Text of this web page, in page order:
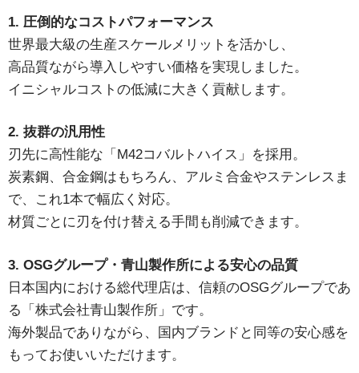
1. 圧倒的なコストパフォーマンス
世界最大級の生産スケールメリットを活かし、
高品質ながら導入しやすい価格を実現しました。
イニシャルコストの低減に大きく貢献します。
2. 抜群の汎用性
刃先に高性能な「M42コバルトハイス」を採用。
炭素鋼、合金鋼はもちろん、アルミ合金やステンレスま
で、これ1本で幅広く対応。
材質ごとに刃を付け替える手間も削減できます。
3. OSGグループ・青山製作所による安心の品質
日本国内における総代理店は、信頼のOSGグループであ
る「株式会社青山製作所」です。
海外製品でありながら、国内ブランドと同等の安心感を
もってお使いいただけます。